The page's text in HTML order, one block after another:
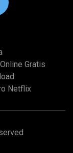
Gratis
Netflix